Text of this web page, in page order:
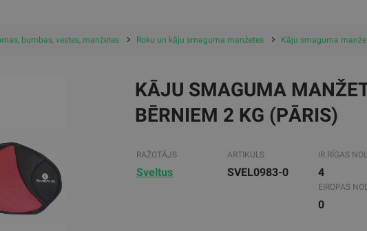
bumbas, vestes, manžetes Roku un kāju smaguma manžetes Kāju smaguma
KĀJU SMAGUMA
BĒRNIEM 2 KG (PĀRIS)
RAŽOTĀJS
Sveltus
ARTIKULS
SVEL0983-0
IR RĪGAS
4
EIROPAS
0